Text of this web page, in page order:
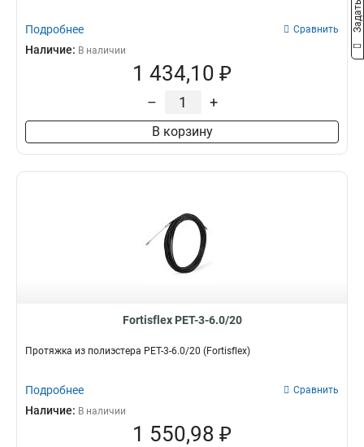
Подробнее Сравнить
Наличие: В наличии
1 434,10 ₽
– +
В корзину
Fortisflex PET-3-6.0/20
Протяжка из полиэстера PET-3-6.0/20 (Fortisflex)
Подробнее Сравнить
Наличие: В наличии
1 550,98 ₽